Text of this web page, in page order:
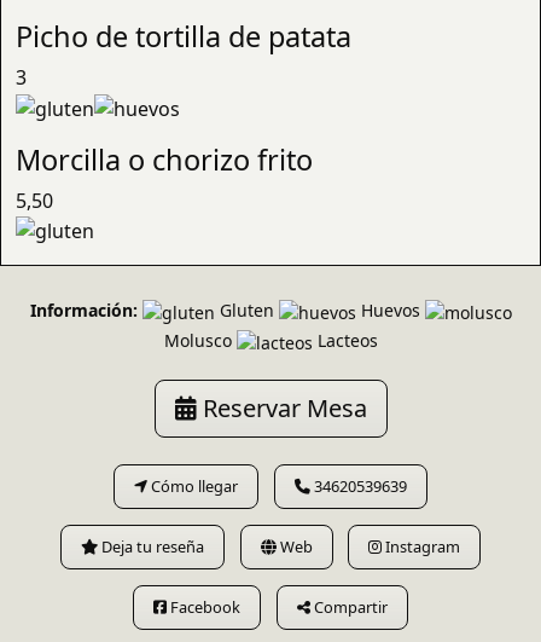
Picho de tortilla de patata
3
Morcilla o chorizo frito
5,50
Información: Gluten
Huevos
Molusco
Lacteos
Reservar Mesa
Cómo llegar 34620539639
Deja tu reseña Web Instagram
Facebook Compartir